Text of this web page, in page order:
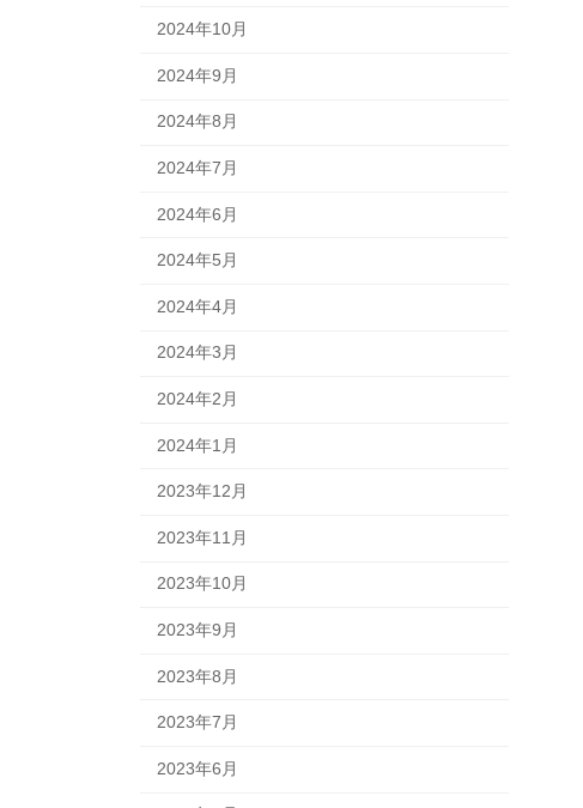
2024年10月
2024年9月
2024年8月
2024年7月
2024年6月
2024年5月
2024年4月
2024年3月
2024年2月
2024年1月
2023年12月
2023年11月
2023年10月
2023年9月
2023年8月
2023年7月
2023年6月